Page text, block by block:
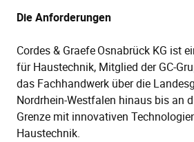
Die Anforderungen
Cordes & Graefe Osnabrück KG ist
für Haustechnik, Mitglied der GC-
das Fachhandwerk über die
Nordrhein-Westfalen hinaus bis an
Grenze mit innovativen
Haustechnik.